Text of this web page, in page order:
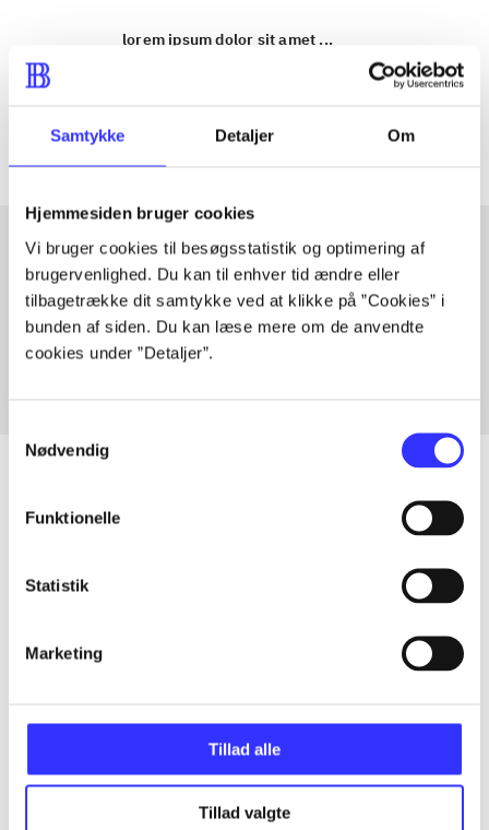
Samtykke Detaljer Om
Hjemmesiden bruger cookies
Vi bruger cookies til besøgsstatistik og optimering af
brugervenlighed. Du kan til enhver tid ændre eller
tilbagetrække dit samtykke ved at klikke på ”Cookies” i
bunden af siden. Du kan læse mere om de anvendte
cookies under ”Detaljer”.
Nødvendig
Funktionelle
Statistik
Marketing
Tillad alle
Tillad valgte
lorem ipsum dolor sit amet ...
Artikler med samme emner
Fra
Alle registrerede artikler fordelt på udgivelser
...